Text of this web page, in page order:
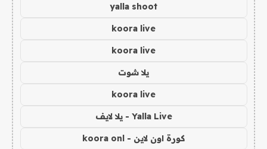
yalla shoot
koora live
koora live
يلا شوت
koora live
Yalla Live - يلا لايف
كورة اون لاين - koora onl